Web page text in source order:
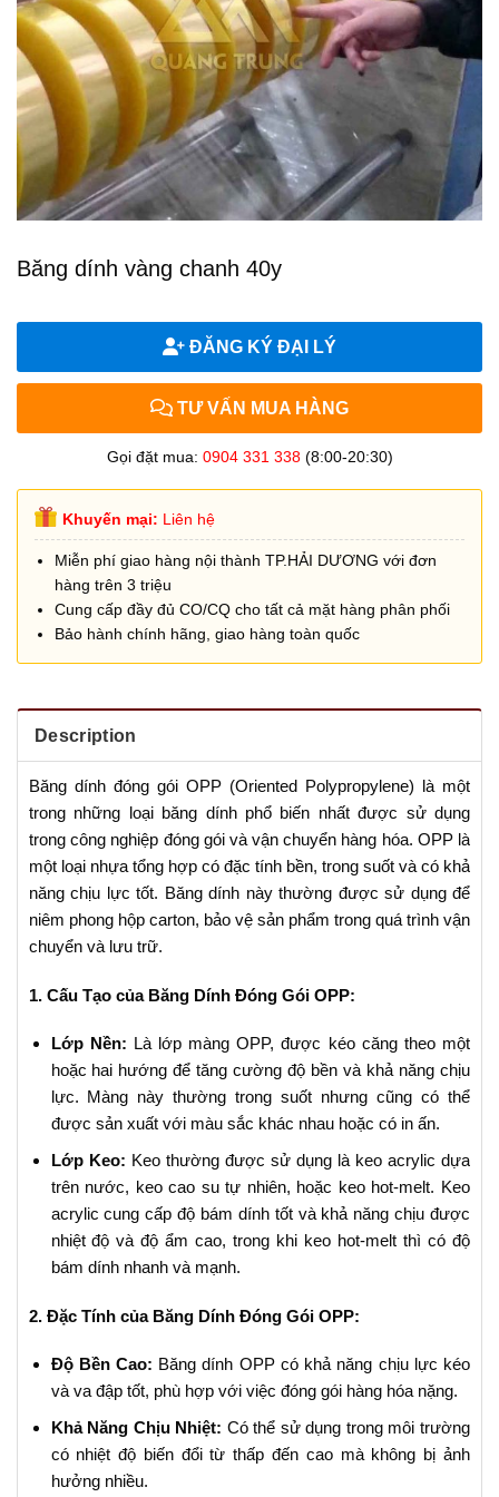
Băng dính vàng chanh 40y
ĐĂNG KÝ ĐẠI LÝ
TƯ VẤN MUA HÀNG
Gọi đặt mua: 0904 331 338(8:00-20:30)
Khuyến mại: Liên hệ
Miễn phí giao hàng nội thành TP.HẢI DƯƠNG với đơn
hàng trên 3 triệu
Cung cấp đầy đủ CO/CQ cho tất cả mặt hàng phân phối
Bảo hành chính hãng, giao hàng toàn quốc
Description
Băng dính đóng gói OPP (Oriented Polypropylene) là một
trong những loại băng dính phổ biến nhất được sử dụng
trong công nghiệp đóng gói và vận chuyển hàng hóa. OPP là
một loại nhựa tổng hợp có đặc tính bền, trong suốt và có khả
năng chịu lực tốt. Băng dính này thường được sử dụng để
niêm phong hộp carton, bảo vệ sản phẩm trong quá trình vận
chuyển và lưu trữ.
1. Cấu Tạo của Băng Dính Đóng Gói OPP:
Lớp Nền: Là lớp màng OPP, được kéo căng theo một
hoặc hai hướng để tăng cường độ bền và khả năng chịu
lực. Màng này thường trong suốt nhưng cũng có thể
được sản xuất với màu sắc khác nhau hoặc có in ấn.
Lớp Keo: Keo thường được sử dụng là keo acrylic dựa
trên nước, keo cao su tự nhiên, hoặc keo hot-melt. Keo
acrylic cung cấp độ bám dính tốt và khả năng chịu được
nhiệt độ và độ ẩm cao, trong khi keo hot-melt thì có độ
bám dính nhanh và mạnh.
2. Đặc Tính của Băng Dính Đóng Gói OPP:
Độ Bền Cao: Băng dính OPP có khả năng chịu lực kéo
và va đập tốt, phù hợp với việc đóng gói hàng hóa nặng.
Khả Năng Chịu Nhiệt: Có thể sử dụng trong môi trường
có nhiệt độ biến đổi từ thấp đến cao mà không bị ảnh
hưởng nhiều.